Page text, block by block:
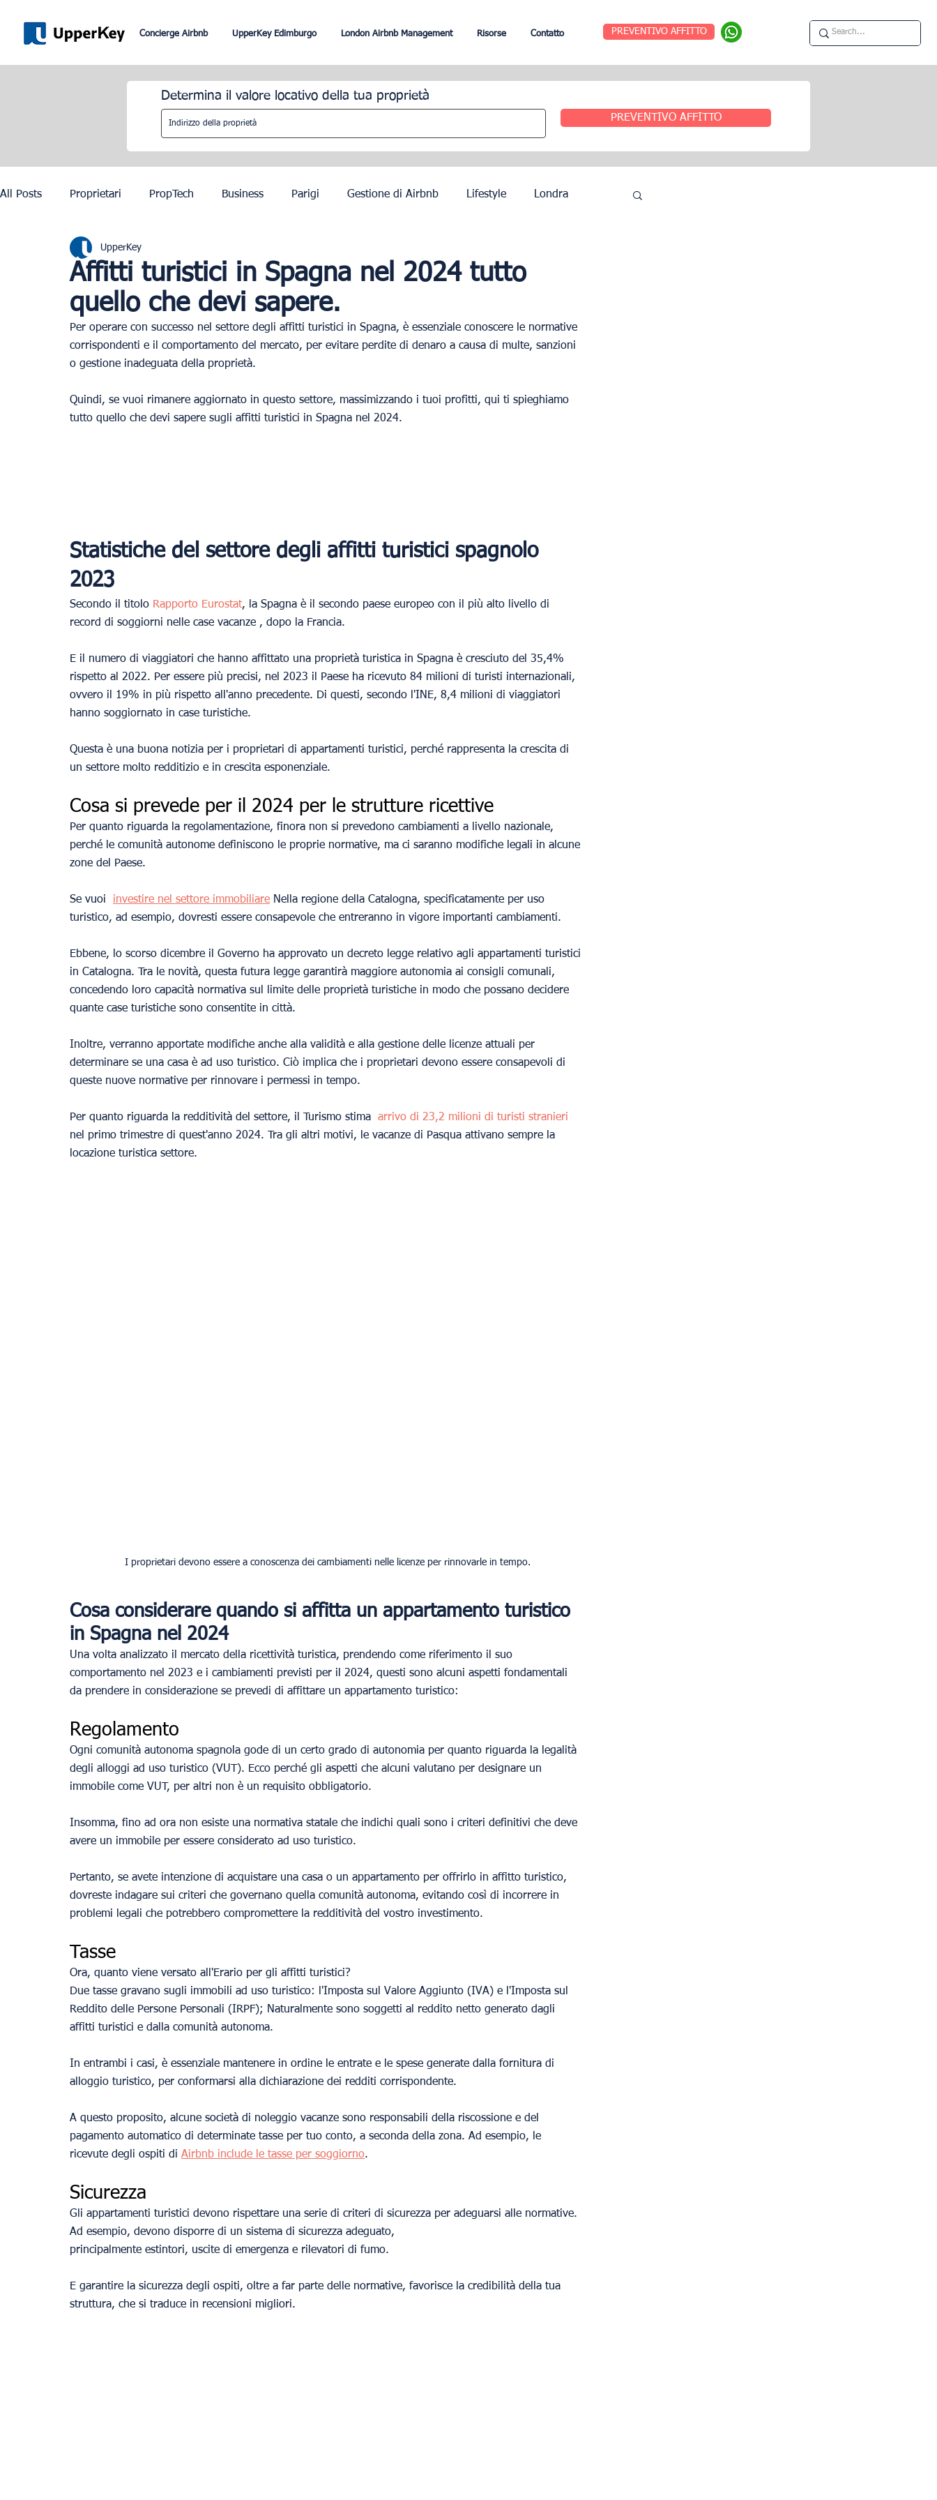
Concierge Airbnb UpperKey Edimburgo London Airbnb Management Risorse Contatto PREVENTIVO AFFITTO
Determina il valore locativo della tua proprietà
PREVENTIVO AFFITTO
All Posts Proprietari PropTech Business Parigi Gestione di Airbnb Lifestyle Londra
Dubai Lisbona
Olimpiadi di Parigi 2024
Affitti turistici in Spagna nel 2024 tutto
quello che devi sapere.
UpperKey
Per operare con successo nel settore degli affitti turistici in Spagna, è essenziale conoscere le normative
corrispondenti e il comportamento del mercato, per evitare perdite di denaro a causa di multe, sanzioni
o gestione inadeguata della proprietà.
Quindi, se vuoi rimanere aggiornato in questo settore, massimizzando i tuoi profitti, qui ti spieghiamo
tutto quello che devi sapere sugli affitti turistici in Spagna nel 2024.
Statistiche del settore degli affitti turistici spagnolo
2023
Secondo il titolo Rapporto Eurostat, la Spagna è il secondo paese europeo con il più alto livello di
record di soggiorni nelle case vacanze , dopo la Francia.
E il numero di viaggiatori che hanno affittato una proprietà turistica in Spagna è cresciuto del 35,4%
rispetto al 2022. Per essere più precisi, nel 2023 il Paese ha ricevuto 84 milioni di turisti internazionali,
ovvero il 19% in più rispetto all'anno precedente. Di questi, secondo l'INE, 8,4 milioni di viaggiatori
hanno soggiornato in case turistiche.
Questa è una buona notizia per i proprietari di appartamenti turistici, perché rappresenta la crescita di
un settore molto redditizio e in crescita esponenziale.
Cosa si prevede per il 2024 per le strutture ricettive
Per quanto riguarda la regolamentazione, finora non si prevedono cambiamenti a livello nazionale,
perché le comunità autonome definiscono le proprie normative, ma ci saranno modifiche legali in alcune
zone del Paese.
Se vuoi investire nel settore immobiliare Nella regione della Catalogna, specificatamente per uso
turistico, ad esempio, dovresti essere consapevole che entreranno in vigore importanti cambiamenti.
Ebbene, lo scorso dicembre il Governo ha approvato un decreto legge relativo agli appartamenti turistici
in Catalogna. Tra le novità, questa futura legge garantirà maggiore autonomia ai consigli comunali,
concedendo loro capacità normativa sul limite delle proprietà turistiche in modo che possano decidere
quante case turistiche sono consentite in città.
Inoltre, verranno apportate modifiche anche alla validità e alla gestione delle licenze attuali per
determinare se una casa è ad uso turistico. Ciò implica che i proprietari devono essere consapevoli di
queste nuove normative per rinnovare i permessi in tempo.
Per quanto riguarda la redditività del settore, il Turismo stima
arrivo di 23,2 milioni di turisti stranieri
nel primo trimestre di quest'anno 2024. Tra gli altri motivi, le vacanze di Pasqua attivano sempre la
locazione turistica settore.
I proprietari devono essere a conoscenza dei cambiamenti nelle licenze per rinnovarle in tempo.
Cosa considerare quando si affitta un appartamento turistico
in Spagna nel 2024
Una volta analizzato il mercato della ricettività turistica, prendendo come riferimento il suo
comportamento nel 2023 e i cambiamenti previsti per il 2024, questi sono alcuni aspetti fondamentali
da prendere in considerazione se prevedi di affittare un appartamento turistico:
Regolamento
Ogni comunità autonoma spagnola gode di un certo grado di autonomia per quanto riguarda la legalità
degli alloggi ad uso turistico (VUT). Ecco perché gli aspetti che alcuni valutano per designare un
immobile come VUT, per altri non è un requisito obbligatorio.
Insomma, fino ad ora non esiste una normativa statale che indichi quali sono i criteri definitivi che deve
avere un immobile per essere considerato ad uso turistico.
Pertanto, se avete intenzione di acquistare una casa o un appartamento per offrirlo in affitto turistico,
dovreste indagare sui criteri che governano quella comunità autonoma, evitando così di incorrere in
problemi legali che potrebbero compromettere la redditività del vostro investimento.
Tasse
Ora, quanto viene versato all'Erario per gli affitti turistici?
Due tasse gravano sugli immobili ad uso turistico: l'Imposta sul Valore Aggiunto (IVA) e l'Imposta sul
Reddito delle Persone Personali (IRPF); Naturalmente sono soggetti al reddito netto generato dagli
affitti turistici e dalla comunità autonoma.
In entrambi i casi, è essenziale mantenere in ordine le entrate e le spese generate dalla fornitura di
alloggio turistico, per conformarsi alla dichiarazione dei redditi corrispondente.
A questo proposito, alcune società di noleggio vacanze sono responsabili della riscossione e del
pagamento automatico di determinate tasse per tuo conto, a seconda della zona. Ad esempio, le
ricevute degli ospiti di Airbnb include le tasse per soggiorno.
Sicurezza
Gli appartamenti turistici devono rispettare una serie di criteri di sicurezza per adeguarsi alle normative.
Ad esempio, devono disporre di un sistema di sicurezza adeguato,
principalmente estintori, uscite di emergenza e rilevatori di fumo.
E garantire la sicurezza degli ospiti, oltre a far parte delle normative, favorisce la credibilità della tua
struttura, che si traduce in recensioni migliori.